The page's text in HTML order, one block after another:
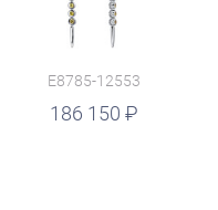
E8785-12553
186 150